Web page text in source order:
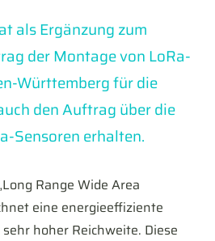
als Ergänzung zum
der Montage von LoRa-
Württemberg für die
den Auftrag über die
Sensoren erhalten.
Range Wide Area
eine energieeffiziente
hoher Reichweite. Diese